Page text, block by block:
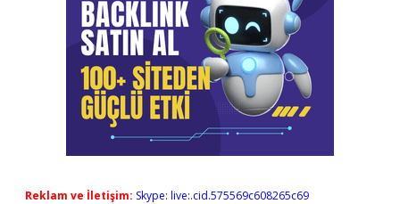
Reklam ve İletişim: Skype: live:.cid.575569c608265c69